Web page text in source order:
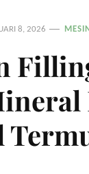
8, 2026